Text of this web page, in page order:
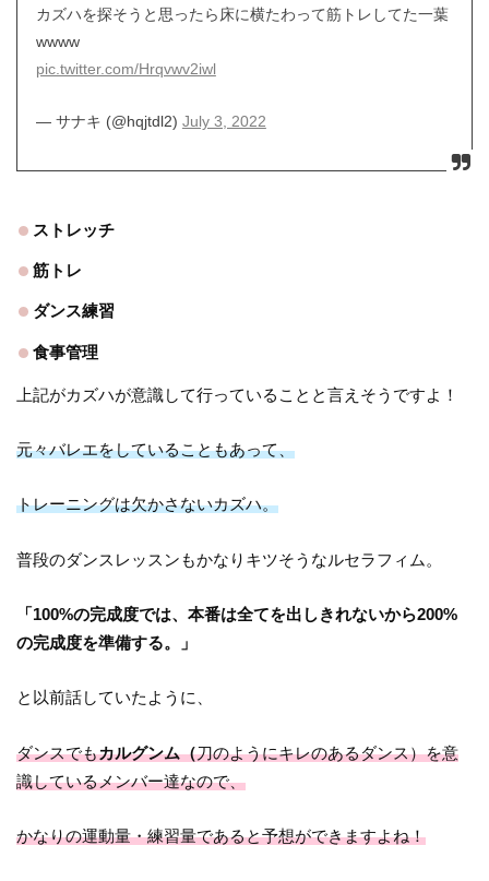
カズハを探そうと思ったら床に横たわって筋トレしてた一葉
wwww
pic.twitter.com/Hrqvwv2iwl
— サナキ (@hqjtdl2) July 3, 2022
ストレッチ
筋トレ
ダンス練習
食事管理
上記がカズハが意識して行っていることと言えそうですよ！
元々バレエをしていることもあって、
トレーニングは欠かさないカズハ。
普段のダンスレッスンもかなりキツそうなルセラフィム。
「100%の完成度では、本番は全てを出しきれないから200%
の完成度を準備する。」
と以前話していたように、
ダンスでもカルグンム（刀のようにキレのあるダンス）を意
識しているメンバー達なので、
かなりの運動量・練習量であると予想ができますよね！